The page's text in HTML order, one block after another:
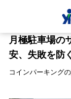
コインパーキング
月極駐車場の
安、失敗を防